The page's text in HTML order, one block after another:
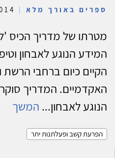
ספרים באורך מלא |
מטרתו של מדריך הכיס
המידע הנוגע לאבחון
הקיים כיום ברחבי
האקדמיים. המדריך
הנוגע לאבחון... המשך
הפרעת קשב ופעלתנות יתר